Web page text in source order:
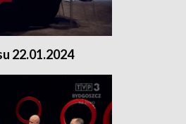
22.01.2024